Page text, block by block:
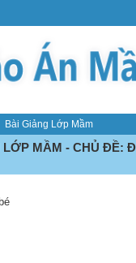
Bài Giảng Lớp Mầm
MẦM - CHỦ ĐỀ: